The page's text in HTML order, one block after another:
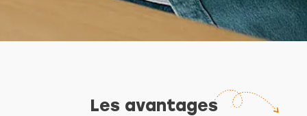
Les avantages